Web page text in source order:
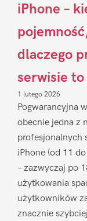
iPhone –
dlaczego
serwisie
1 lutego 2026
Pogwarancyjna
obecnie jedna z
profesjonalnych
iPhone (od 11
– zazwyczaj po
użytkowania
użytkowników
znacznie